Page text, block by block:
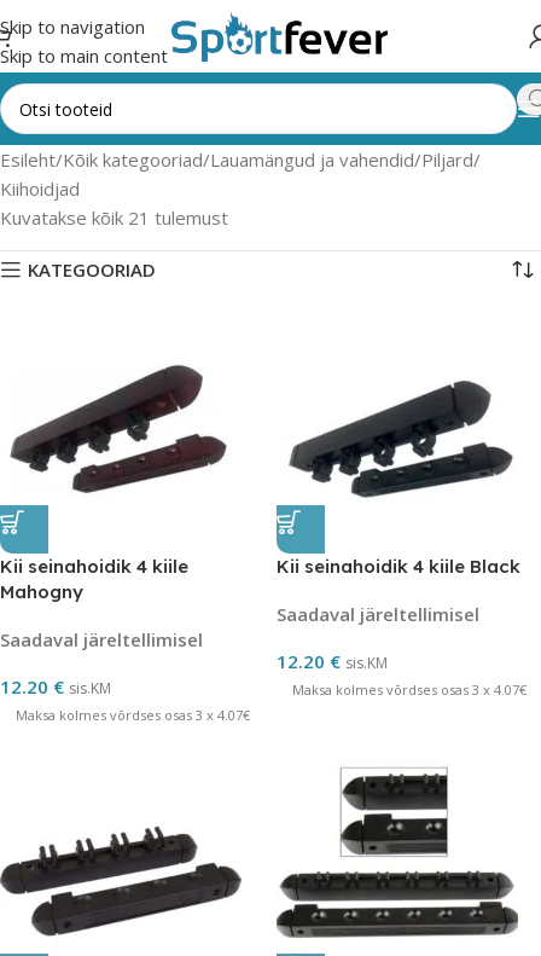
Skip to navigation
Skip to main content
Esileht Kõik kategooriad Lauamängud ja vahendid Piljard
Kiihoidjad
Kuvatakse kõik 21 tulemust
KATEGOORIAD
Kii seinahoidik 4 kiile
Mahogny
Saadaval järeltellimisel
12.20 € sis.KM
Maksa kolmes võrdses osas 3 x 4.07€
Kii seinahoidik 4 kiile Black
Saadaval järeltellimisel
12.20 € sis.KM
Maksa kolmes võrdses osas 3 x 4.07€